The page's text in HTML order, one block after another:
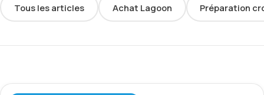
Tous les articles Achat Lagoon Préparation